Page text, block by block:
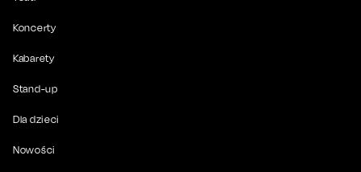
Koncerty
Kabarety
Stand-up
Dla dzieci
Nowości